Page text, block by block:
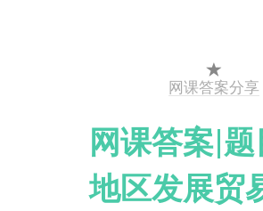
网课答案分享
网课答案|
地区发展贸